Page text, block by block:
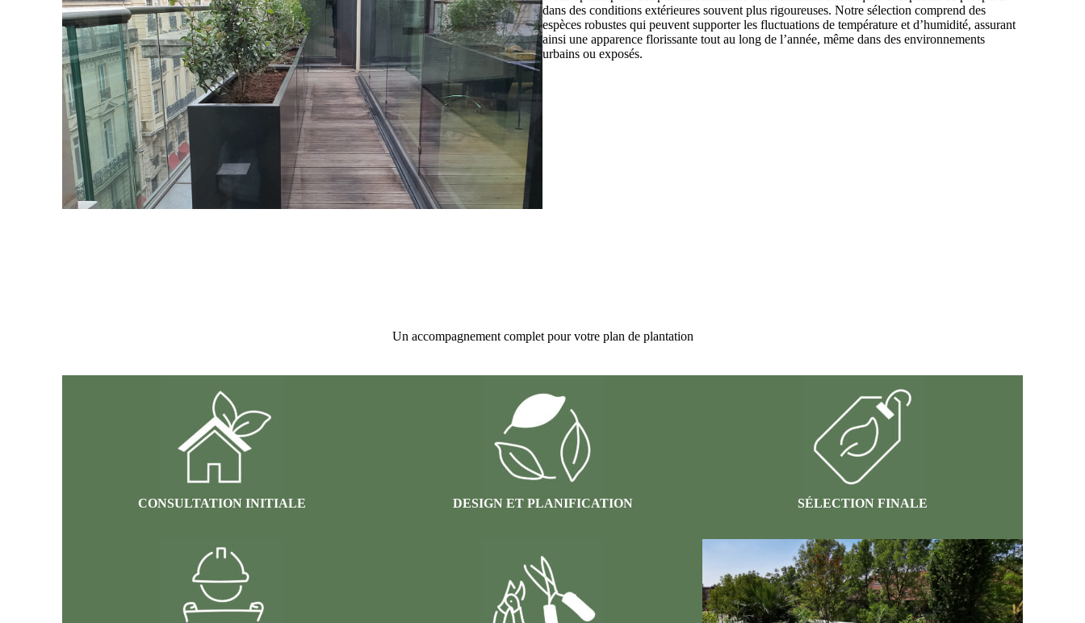
dans des conditions extérieures souvent plus rigoureuses. Notre sélection comprend des
espèces robustes qui peuvent supporter les fluctuations de température et d’humidité, assurant
ainsi une apparence florissante tout au long de l’année, même dans des environnements
urbains ou exposés.
Un accompagnement complet pour votre plan de plantation
CONSULTATION INITIALE DESIGN ET PLANIFICATION SÉLECTION FINALE